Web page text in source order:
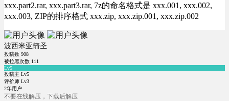
xxx.part2.rar, xxx.part3.rar, 7z的命名格式是 xxx.001, xxx.002,
xxx.003, ZIP的排序格式 xxx.zip, xxx.zip.001, xxx.zip.002
波西米亚箭圣
投稿数 908
被拉黑次数 111
Lv5
投稿主 Lv5
评价师 Lv3
2年用户
不要在线解压，下载后解压